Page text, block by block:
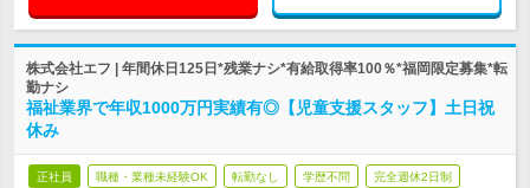
株式会社エフ | 年間休日125日*残業ナシ*有給取得率100％*福岡限定募集*転
勤ナシ
福祉業界で年収1000万円実績有◎【児童支援スタッフ】土日祝
休み
正社員 職種・業種未経験OK 転勤なし 学歴不問 完全週休2日制